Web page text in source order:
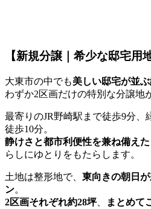
【新規分譲｜希少な邸宅用地
大東市の中でも美しい邸宅が並
わずか2区画だけの特別な分譲地
最寄りのJR野崎駅まで徒歩9分、
徒歩10分。
静けさと都市利便性を兼ね備え
らしにゆとりをもたらします。
土地は整形地で、 東向きの朝日
ン。
2区画それぞれ約28坪、
まとめて